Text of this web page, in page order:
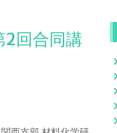
回合同講